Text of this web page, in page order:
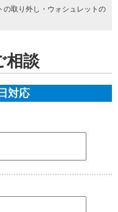
の取り外し・ウォシュレットの
相談
対応